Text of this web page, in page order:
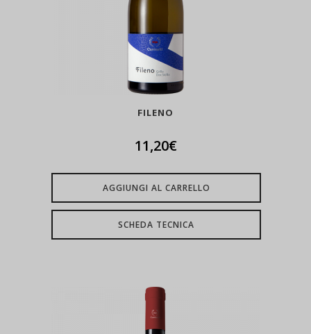
FILENO
11,20€
AGGIUNGI AL CARRELLO
SCHEDA TECNICA